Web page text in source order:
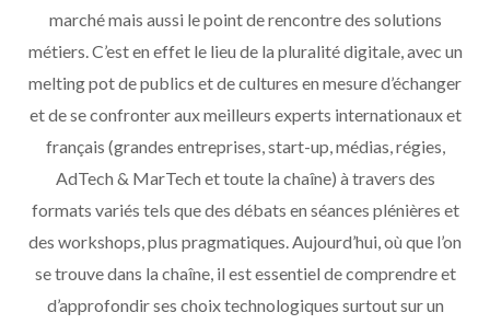
marché mais aussi le point de rencontre des solutions
métiers. C’est en effet le lieu de la pluralité digitale, avec un
melting pot de publics et de cultures en mesure d’échanger
et de se confronter aux meilleurs experts internationaux et
français (grandes entreprises, start-up, médias, régies,
AdTech & MarTech et toute la chaîne) à travers des
formats variés tels que des débats en séances plénières et
des workshops, plus pragmatiques. Aujourd’hui, où que l’on
se trouve dans la chaîne, il est essentiel de comprendre et
d’approfondir ses choix technologiques surtout sur un